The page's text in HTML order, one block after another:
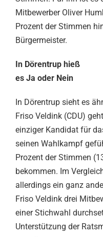
Mitbewerber Oliver
Prozent der Stimmen
Bürgermeister.
In Dörentrup hieß
es Ja oder Nein
In Dörentrup sieht es
Friso Veldink (CDU)
einziger Kandidat für
seinen Wahlkampf
Prozent der Stimmen
bekommen. Im
allerdings ein ganz
Friso Veldink drei
einer Stichwahl
Unterstützung der